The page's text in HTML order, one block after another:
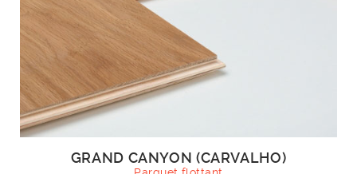
GRAND CANYON (CARVALHO)